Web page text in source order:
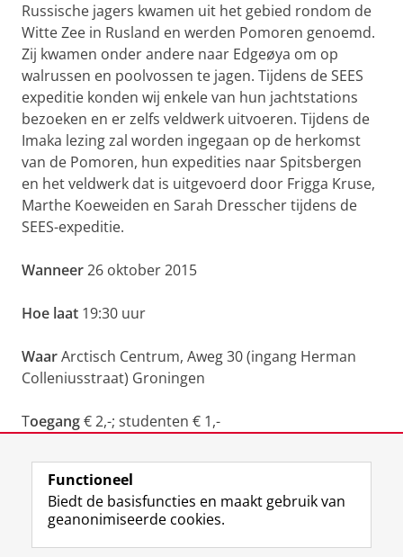
Russische jagers kwamen uit het gebied rondom de
Witte Zee in Rusland en werden Pomoren genoemd.
Zij kwamen onder andere naar Edgeøya om op
walrussen en poolvossen te jagen. Tijdens de SEES
expeditie konden wij enkele van hun jachtstations
bezoeken en er zelfs veldwerk uitvoeren. Tijdens de
Imaka lezing zal worden ingegaan op de herkomst
van de Pomoren, hun expedities naar Spitsbergen
en het veldwerk dat is uitgevoerd door Frigga Kruse,
Marthe Koeweiden en Sarah Dresscher tijdens de
SEES-expeditie.
Wanneer26 oktober 2015
Hoe laat 19:30 uur
WaarArctisch Centrum, Aweg 30 (ingang Herman
Colleniusstraat) Groningen
Toegang€ 2,-; studenten € 1,-
Laatst gewijzigd: 14 februari 2019 17:17
Volg de RUG F L R I Y
Functioneel
Biedt de basisfuncties en maakt gebruik van
geanonimiseerde cookies.